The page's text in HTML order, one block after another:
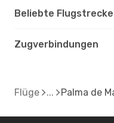
Beliebte
Zugverbindungen
Flüge Palma de